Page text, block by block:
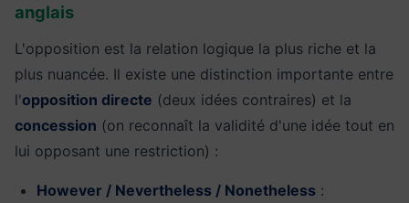
anglais
L'opposition est la relation logique la plus riche et la
plus nuancée. Il existe une distinction importante entre
l'opposition directe (deux idées contraires) et la
concession (on reconnaît la validité d'une idée tout en
lui opposant une restriction) :
However / Nevertheless / Nonetheless :